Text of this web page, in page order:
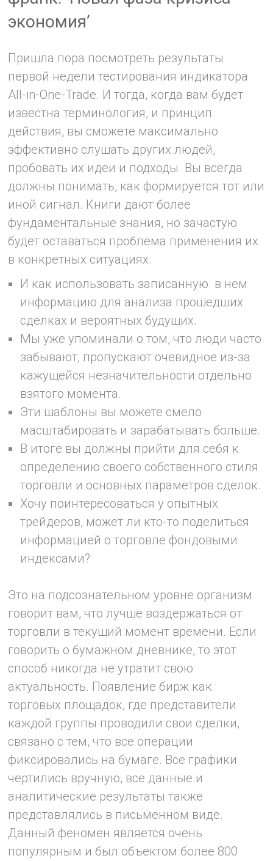
экономия’
Пришла пора посмотреть результаты
первой недели тестирования индикатора
All-in-One-Trade. И тогда, когда вам будет
известна терминология, и принцип
действия, вы сможете максимально
эффективно слушать других людей,
пробовать их идеи и подходы. Вы всегда
должны понимать, как формируется тот или
иной сигнал. Книги дают более
фундаментальные знания, но зачастую
будет оставаться проблема применения их
в конкретных ситуациях.
И как использовать записанную в нем
информацию для анализа прошедших
сделках и вероятных будущих.
Мы уже упоминали о том, что люди часто
забывают, пропускают очевидное из-за
кажущейся незначительности отдельно
взятого момента.
Эти шаблоны вы можете смело
масштабировать и зарабатывать больше.
В итоге вы должны прийти для себя к
определению своего собственного стиля
торговли и основных параметров сделок.
Хочу поинтересоваться у опытных
трейдеров, может ли кто-то поделиться
информацией о торговле фондовыми
индексами?
Это на подсознательном уровне организм
говорит вам, что лучше воздержаться от
торговли в текущий момент времени. Если
говорить о бумажном дневнике, то этот
способ никогда не утратит свою
актуальность. Появление бирж как
торговых площадок, где представители
каждой группы проводили свои сделки,
связано с тем, что все операции
фиксировались на бумаге. Все графики
чертились вручную, все данные и
аналитические результаты также
представлялись в письменном виде.
Данный феномен является очень
популярным и был объектом более 800